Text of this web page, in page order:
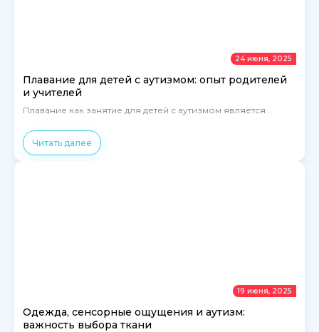
24 июня, 2025
Плавание для детей с аутизмом: опыт родителей
и учителей
Плавание как занятие для детей с аутизмом является...
Читать далее
19 июня, 2025
Одежда, сенсорные ощущения и аутизм:
важность выбора ткани